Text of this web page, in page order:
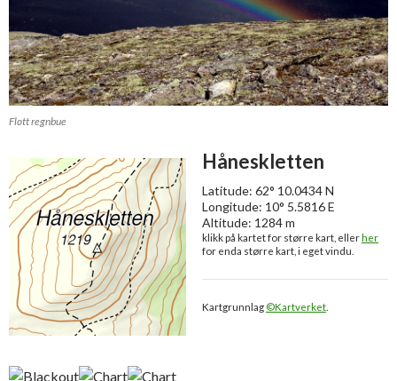
Flott regnbue
Håneskletten
Latitude: 62° 10.0434 N
Longitude: 10° 5.5816 E
Altitude: 1284 m
klikk på kartet for større kart, ellerher
for enda større kart, i eget vindu.
Kartgrunnlag ©Kartverket